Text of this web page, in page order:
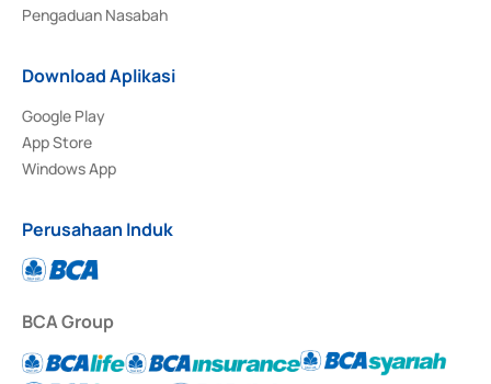
Pengaduan Nasabah
Download Aplikasi
Google Play
App Store
Windows App
Perusahaan Induk
BCA Group